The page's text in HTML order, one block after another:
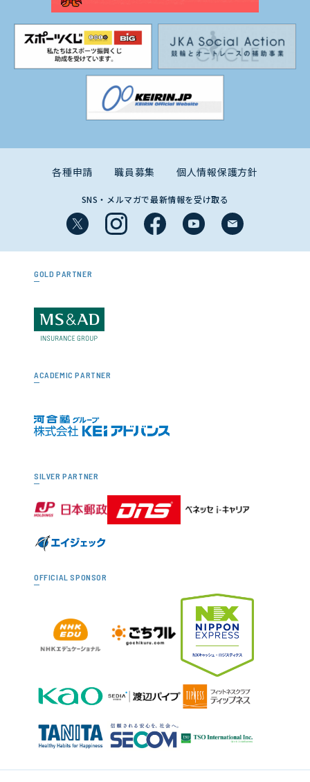
各種申請 職員募集 個人情報保護方針
SNS・メルマガで最新情報を受け取る
GOLD PARTNER
ACADEMIC PARTNER
SILVER PARTNER
OFFICIAL SPONSOR